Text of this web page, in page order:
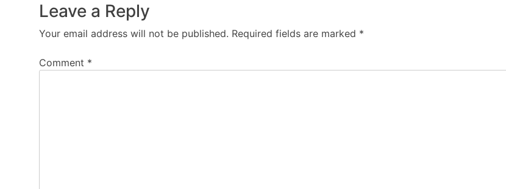
Leave a Reply
Your email address will not be published. Required fields are marked *
Comment *